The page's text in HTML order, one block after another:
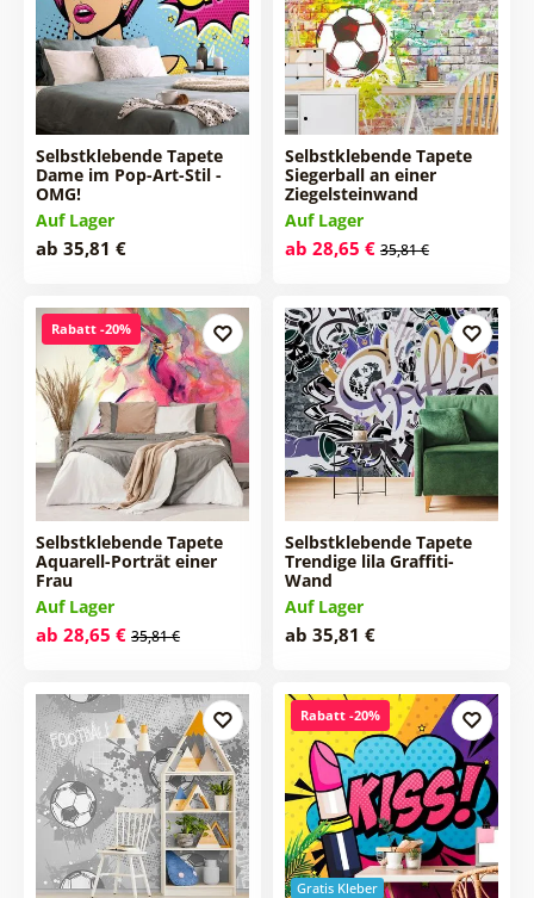
Selbstklebende Tapete
Dame im Pop-Art-Stil -
OMG!
Auf Lager
ab 35,81 €
Selbstklebende Tapete
Siegerball an einer
Ziegelsteinwand
Auf Lager
ab 28,65 € 35,81 €
Rabatt -20%
Selbstklebende Tapete
Aquarell-Porträt einer
Frau
Auf Lager
ab 28,65 € 35,81 €
Selbstklebende Tapete
Trendige lila Graffiti-
Wand
Auf Lager
ab 35,81 €
Gratis Kleber
Rabatt -20%